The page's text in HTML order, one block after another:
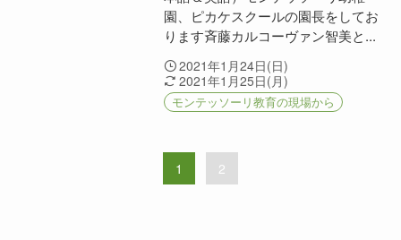
園、ピカケスクールの園長をしてお
ります斉藤カルコーヴァン智美と...
2021年1月24日(日)
2021年1月25日(月)
モンテッソーリ教育の現場から
1 2